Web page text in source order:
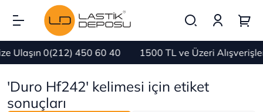
Ulaşın 0(212) 450 60 40 1500 TL ve Üzeri
'Duro Hf242' kelimesi için etiket
sonuçları